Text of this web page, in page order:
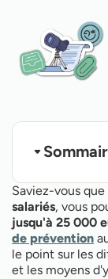
Saviez-vous
salariés, vous
jusqu'à 25 000
de prévention
le point sur les
et les moyens